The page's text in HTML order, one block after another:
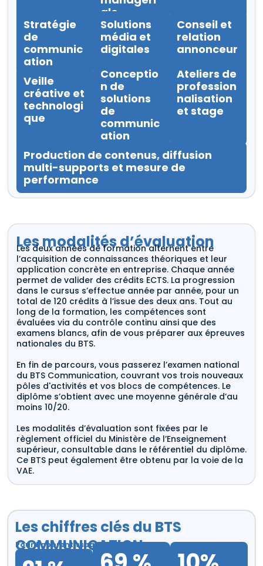
ale
Stratégie
de
communic
ation
Solutions
média et
digitales
Conseil et
relation
annonceur
Veille
créative et
technologi
que
Conceptio
n de
solutions
de
communic
ation
Ateliers de
profession
nalisation
et stage
Production de contenus, diffusion
multi-supports et mesure de
performance
Les modalités d’évaluation
Les deux années de formation alternent entre
l’acquisition de connaissances théoriques et leur
application concrète en entreprise. Chaque année
permet de valider des crédits ECTS. La progression
dans le cursus s’effectue année par année, pour un
total de 120 crédits à l’issue des deux ans. Tout au
long de la formation, les compétences sont
évaluées via du contrôle continu ainsi que des
examens blancs, afin de vous préparer aux épreuves
nationales du BTS.
En fin de parcours, vous passerez l’examen national
du BTS Communication, couvrant vos trois nouveaux
pôles d'activités et vos blocs de compétences. Le
diplôme s’obtient avec une moyenne générale d’au
moins 10/20.
Les modalités d’évaluation sont fixées par le
règlement officiel du Ministère de l’Enseignement
supérieur, consultable dans le référentiel du diplôme.
Ce BTS peut également être obtenu par la voie de la
VAE.
Les chiffres clés du BTS
COMMUNICATION
Pour l'apprentissage